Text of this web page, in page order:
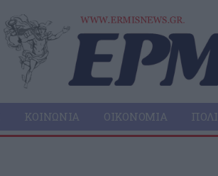
ΚΟΙΝΩΝΊΑ ΟΙΚΟΝΟΜΊΑ